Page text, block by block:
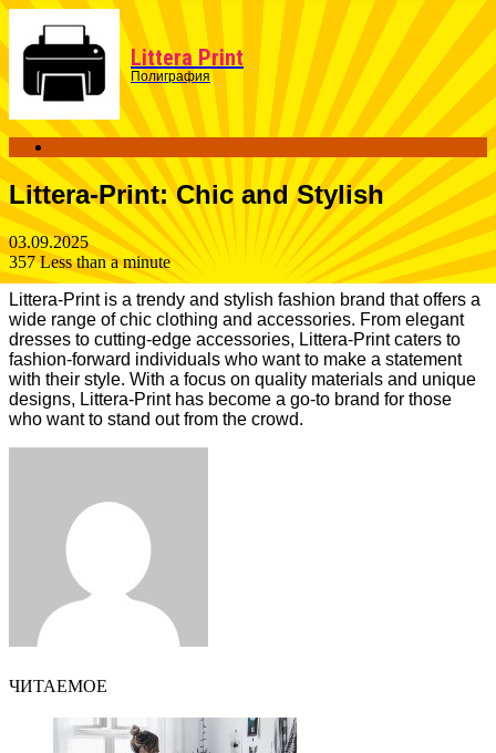
Menu
Littera Print
Полиграфия
for
Littera-Print: Chic and Stylish
03.09.2025
357Less than a minute
Littera-Print is a trendy and stylish fashion brand that offers a
wide range of chic clothing and accessories. From elegant
dresses to cutting-edge accessories, Littera-Print caters to
fashion-forward individuals who want to make a statement
with their style. With a focus on quality materials and unique
designs, Littera-Print has become a go-to brand for those
who want to stand out from the crowd.
ЧИТАЕМОЕ